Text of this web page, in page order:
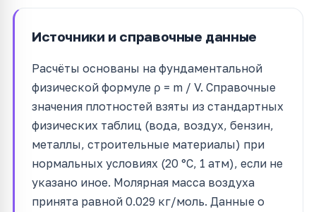
Источники и справочные данные
Расчёты основаны на фундаментальной
физической формуле ρ = m / V. Справочные
значения плотностей взяты из стандартных
физических таблиц (вода, воздух, бензин,
металлы, строительные материалы) при
нормальных условиях (20 °C, 1 атм), если не
указано иное. Молярная масса воздуха
принята равной 0.029 кг/моль. Данные о